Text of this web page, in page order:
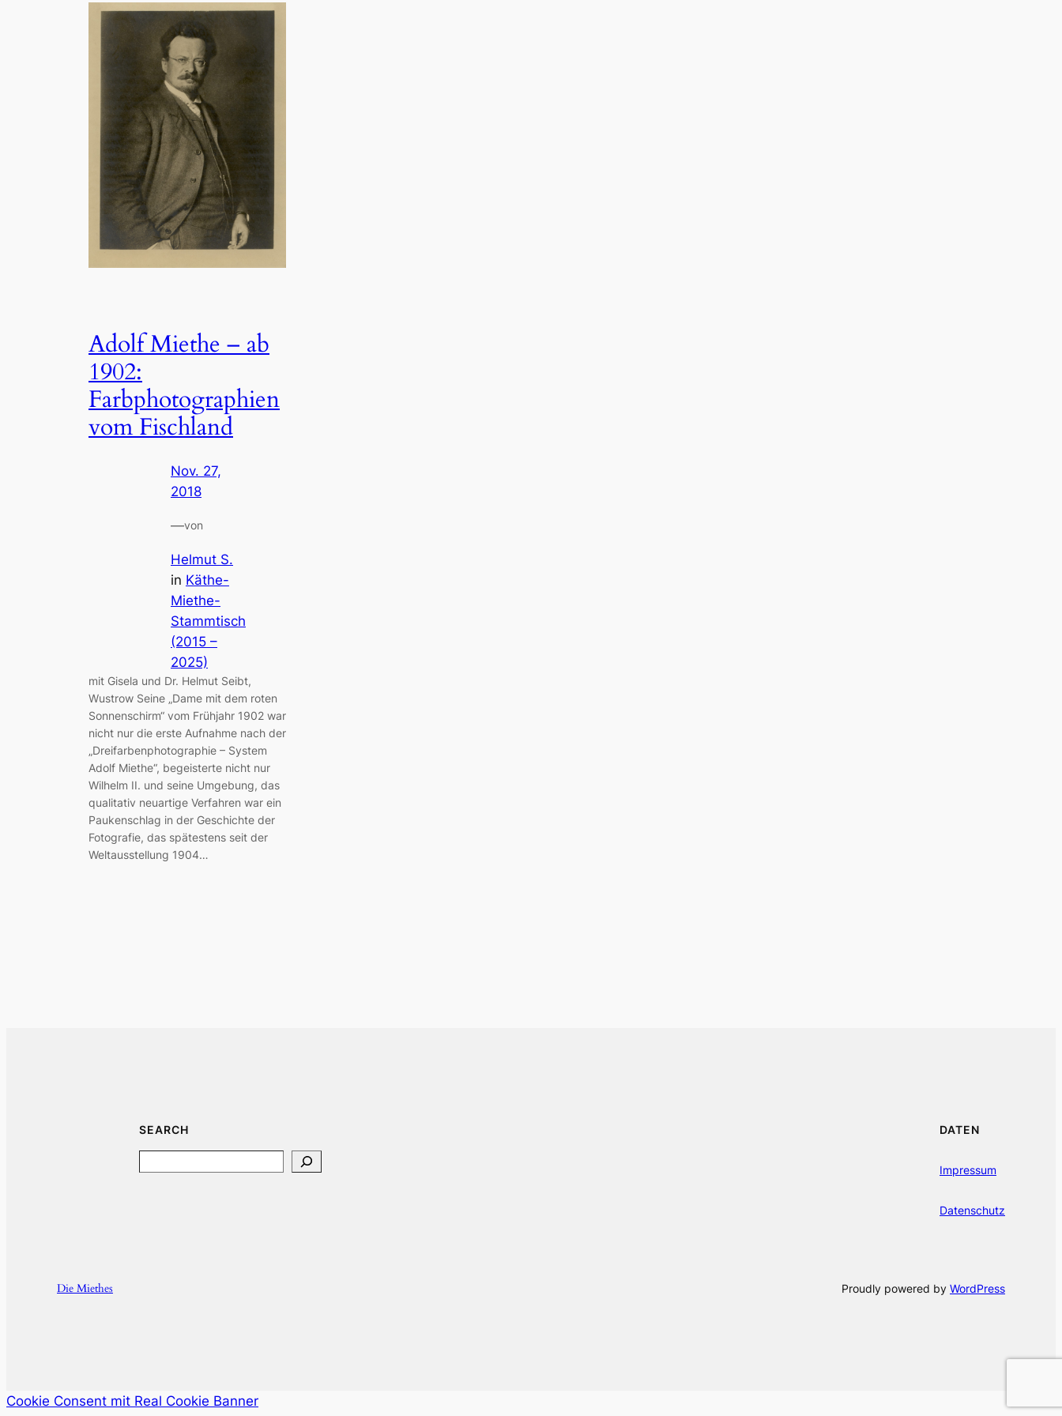
Adolf Miethe – ab
1902:
Farbphotographien
vom Fischland
Nov. 27,
2018
—von
Helmut S.
in Käthe-
Miethe-
Stammtisch
(2015 –
2025)
mit Gisela und Dr. Helmut Seibt,
Wustrow Seine „Dame mit dem roten
Sonnenschirm“ vom Frühjahr 1902 war
nicht nur die erste Aufnahme nach der
„Dreifarbenphotographie – System
Adolf Miethe“, begeisterte nicht nur
Wilhelm II. und seine Umgebung, das
qualitativ neuartige Verfahren war ein
Paukenschlag in der Geschichte der
Fotografie, das spätestens seit der
Weltausstellung 1904…
SEARCH DATEN
Impressum
Datenschutz
Die Miethes Proudly powered by WordPress
Cookie Consent mit Real Cookie Banner